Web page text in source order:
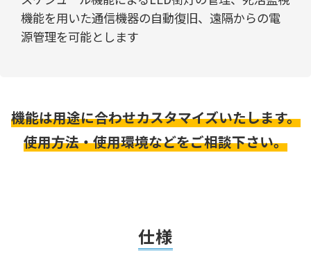
機能を用いた通信機器の自動復旧、遠隔からの電
源管理を可能とします
機能は用途に合わせカスタマイズいたします。
使用方法・使用環境などをご相談下さい。
仕様